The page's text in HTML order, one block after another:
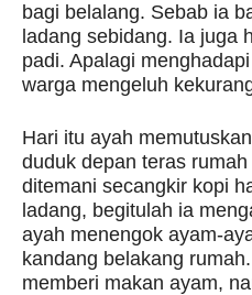
bagi belalang. Sebab ia
ladang sebidang. Ia juga
padi. Apalagi
warga mengeluh
Hari itu ayah
duduk depan teras
ditemani secangkir kopi
ladang, begitulah ia
ayah menengok ayam-
kandang belakang
memberi makan ayam,